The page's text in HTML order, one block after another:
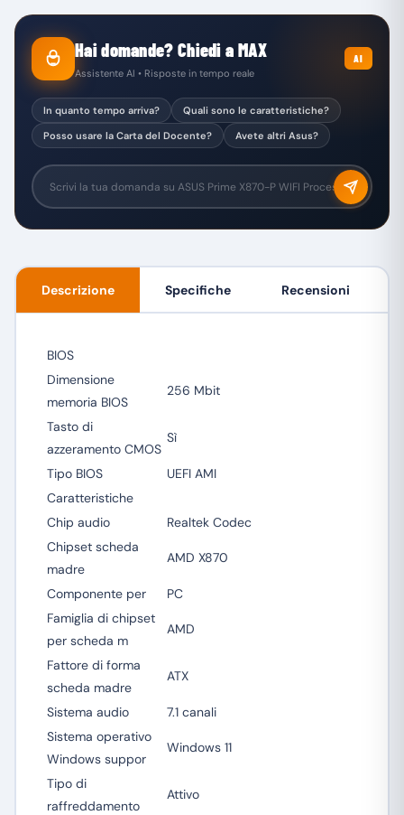
Hai domande? Chiedi a MAX
Assistente AI • Risposte in tempo reale
AI
In quanto tempo arriva?
Quali sono le caratteristiche?
Posso usare la Carta del Docente?
Avete altri Asus?
Descrizione Specifiche Recensioni
BIOS
Dimensione
memoria BIOS
256 Mbit
Tasto di
azzeramento CMOS
Sì
Tipo BIOS
UEFI AMI
Caratteristiche
Chip audio
Realtek Codec
Chipset scheda
madre
AMD X870
Componente per
PC
Famiglia di chipset
per scheda m
AMD
Fattore di forma
scheda madre
ATX
Sistema audio
7.1 canali
Sistema operativo
Windows suppor
Windows 11
Tipo di
raffreddamento
Attivo